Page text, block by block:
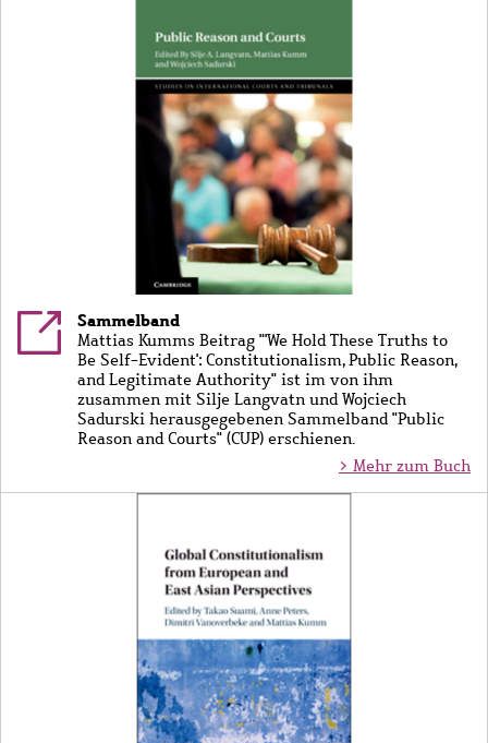
Sammelband
Mattias Kumms Beitrag "'We Hold These Truths to
Be Self-Evident': Constitutionalism, Public Reason,
and Legitimate Authority" ist im von ihm
zusammen mit Silje Langvatn und Wojciech
Sadurski herausgegebenen Sammelband "Public
Reason and Courts" (CUP) erschienen.
> Mehr zum Buch